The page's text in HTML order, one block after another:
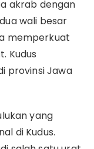
akrab dengan
wali besar
memperkuat
Kudus
provinsi Jawa
yang
di Kudus.